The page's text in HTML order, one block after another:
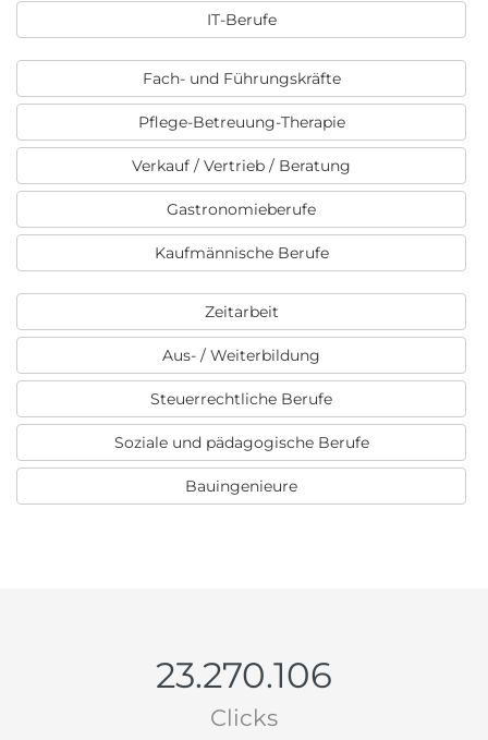
IT-Berufe
Fach- und Führungskräfte
Pflege-Betreuung-Therapie
Verkauf / Vertrieb / Beratung
Gastronomieberufe
Kaufmännische Berufe
Zeitarbeit
Aus- / Weiterbildung
Steuerrechtliche Berufe
Soziale und pädagogische Berufe
Bauingenieure
23.270.106
Clicks